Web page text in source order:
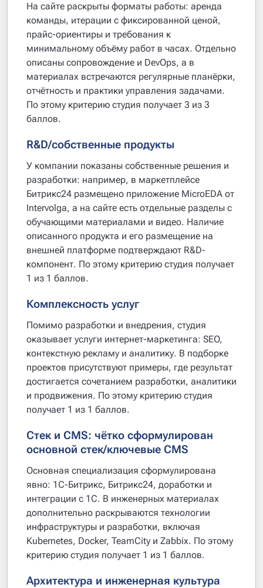
На сайте раскрыты форматы работы: аренда
команды, итерации с фиксированной ценой,
прайс-ориентиры и требования к
минимальному объёму работ в часах. Отдельно
описаны сопровождение и DevOps, а в
материалах встречаются регулярные планёрки,
отчётность и практики управления задачами.
По этому критерию студия получает 3 из 3
баллов.
R&D/собственные продукты
У компании показаны собственные решения и
разработки: например, в маркетплейсе
Битрикс24 размещено приложение MicroEDA от
Intervolga, а на сайте есть отдельные разделы с
обучающими материалами и видео. Наличие
описанного продукта и его размещение на
внешней платформе подтверждают R&D-
компонент. По этому критерию студия получает
1 из 1 баллов.
Комплексность услуг
Помимо разработки и внедрения, студия
оказывает услуги интернет-маркетинга: SEO,
контекстную рекламу и аналитику. В подборке
проектов присутствуют примеры, где результат
достигается сочетанием разработки, аналитики
и продвижения. По этому критерию студия
получает 1 из 1 баллов.
Стек и CMS: чётко сформулирован
основной стек/ключевые CMS
Основная специализация сформулирована
явно: 1С-Битрикс, Битрикс24, доработки и
интеграции с 1С. В инженерных материалах
дополнительно раскрываются технологии
инфраструктуры и разработки, включая
Kubernetes, Docker, TeamCity и Zabbix. По этому
критерию студия получает 1 из 1 баллов.
Архитектура и инженерная культура